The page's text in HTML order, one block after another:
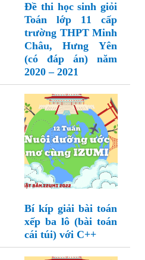
Đề thi học sinh giỏi
Toán lớp 11 cấp
trường THPT Minh
Châu, Hưng Yên
(có đáp án) năm
2020 – 2021
Bí kíp giải bài toán
xếp ba lô (bài toán
cái túi) với C++